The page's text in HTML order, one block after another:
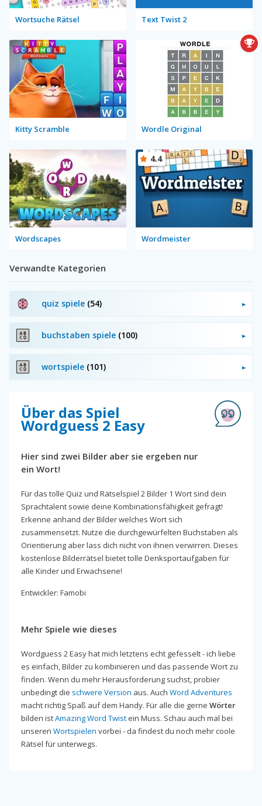
Wortsuche Rätsel Text Twist 2
Kitty Scramble Wordle Original
Wordscapes Wordmeister
4.4
Verwandte Kategorien
quiz spiele (54)
buchstaben spiele (100)
wortspiele (101)
Über das Spiel
Wordguess 2 Easy
Hier sind zwei Bilder aber sie ergeben nur
ein Wort!
Für das tolle Quiz und Rätselspiel 2 Bilder 1 Wort sind dein
Sprachtalent sowie deine Kombinationsfähigkeit gefragt!
Erkenne anhand der Bilder welches Wort sich
zusammensetzt. Nutze die durchgewürfelten Buchstaben als
Orientierung aber lass dich nicht von ihnen verwirren. Dieses
kostenlose Bilderrätsel bietet tolle Denksportaufgaben für
alle Kinder und Erwachsene!
Entwickler: Famobi
Mehr Spiele wie dieses
Wordguess 2 Easy hat mich letztens echt gefesselt - ich liebe
es einfach, Bilder zu kombinieren und das passende Wort zu
finden. Wenn du mehr Herausforderung suchst, probier
unbedingt die schwere Version aus. Auch Word Adventures
macht richtig Spaß auf dem Handy. Für alle die gerne Wörter
bilden istAmazing Word Twist ein Muss. Schau auch mal bei
unseren Wortspielen vorbei - da findest du noch mehr coole
Rätsel für unterwegs.